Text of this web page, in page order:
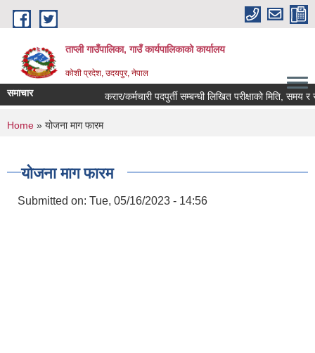
Skip to main content
ताप्ली गाउँपालिका, गाउँ कार्यपालिकाको कार्यालय
कोशी प्रदेश, उदयपुर, नेपाल
समाचार करार/कर्मचारी पदपुर्ती सम्बन्धी लिखित परीक्षाको मिति, समय र
You are here
Home » योजना माग फारम
योजना माग फारम
Submitted on: Tue, 05/16/2023 - 14:56